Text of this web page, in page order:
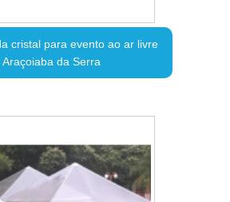
cristal para evento ao ar livre
Araçoiaba da Serra